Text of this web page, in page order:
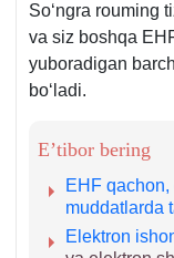
Soʻngra rouming
va siz boshqa
yuboradigan
boʻladi.
E’tibor bering
EHF
muddatlarda
Elektron